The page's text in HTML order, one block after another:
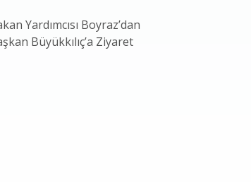
Yardımcısı Boyraz’dan
Büyükkılıç’a Ziyaret